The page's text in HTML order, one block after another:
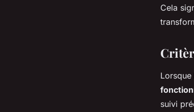
Cela
Lorsque
suivi